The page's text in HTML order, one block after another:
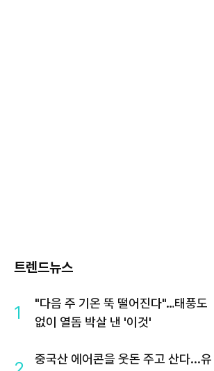
트렌드뉴스
1
"다음 주 기온 뚝 떨어진다"…태풍도
없이 열돔 박살 낸 '이것'
중국산 에어콘을 웃돈 주고 산다...유